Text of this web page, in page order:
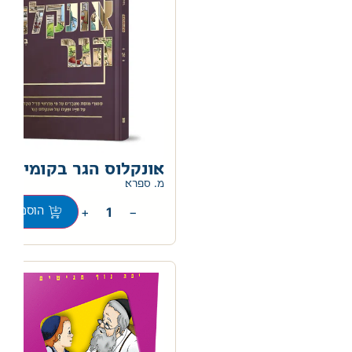
אונקלוס הגר בקומיקס
מ. ספרא
−
+ הוספה